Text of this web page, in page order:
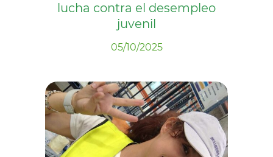
lucha contra el desempleo
juvenil
05/10/2025